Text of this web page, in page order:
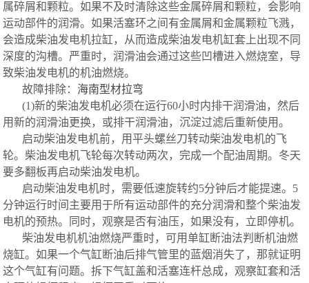
属碎屑和颗粒。如果不及时清除这些金属碎屑和颗粒，会影响
运动部件的润滑。如果活塞环之间有金属屑和金属颗粒飞溅，
会造成柴油发电机拉缸，从而造成柴油发电机缸套上出现不同
深度的沟槽。严重时，润滑油会通过这些凹槽进入燃烧室，导
致柴油发电机的机油燃烧。
故障排除： 海南型材拉弯
(1)新的柴油发电机必须在运行60小时内排干润滑油，然后
用新的润滑油更换，或排干润滑油，沉淀过滤后重新使用。
启动柴油发电机前，用平头螺丝刀转动柴油发电机的飞
轮。柴油发电机飞轮每次转动两次，完成一个配油周期。冬天
要多翻板再启动柴油发电机。
启动柴油发电机时，需要低速旋转约5分钟后才能提速。5
分钟运行时间主要用于所有运动部件的充分润滑和整个柴油发
电机的预热。同时，观察是否有油压，如果没有，立即停机。
柴油发电机机油燃烧严重时，可用单缸断油法判断机油燃
烧缸。如果一个气缸断油后排气管里的蓝烟消失了，那就证明
这个气缸有问题。拆下气缸盖和活塞连杆总成，观察缸套和活